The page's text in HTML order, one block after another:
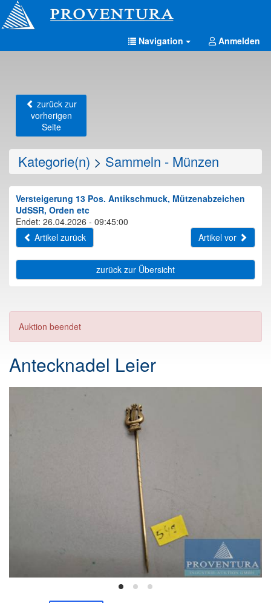
Navigation Anmelden
zurück zur
vorherigen
Seite
Kategorie(n) > Sammeln - Münzen
Versteigerung 13 Pos. Antikschmuck, Mützenabzeichen
UdSSR, Orden etc
Endet: 26.04.2026 - 09:45:00
Artikel zurück
Artikel vor
zurück zur Übersicht
Auktion beendet
Antecknadel Leier